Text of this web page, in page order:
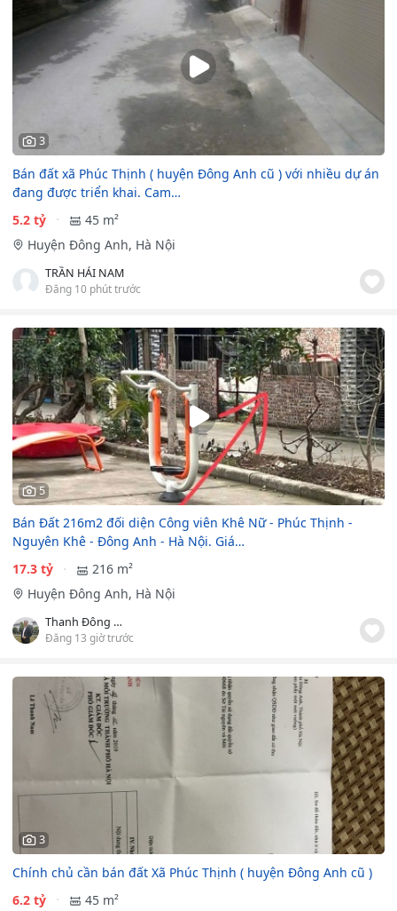
3
Bán đất xã Phúc Thịnh ( huyện Đông Anh cũ ) với nhiều dự án
đang được triển khai. Cam…
5.2 tỷ
45 m²
Huyện Đông Anh, Hà Nội
TRẦN HẢI NAM
Đăng 10 phút trước
5
Bán Đất 216m2 đối diện Công viên Khê Nữ - Phúc Thịnh -
Nguyên Khê - Đông Anh - Hà Nội. Giá…
17.3 tỷ
216 m²
Huyện Đông Anh, Hà Nội
Thanh Đông Anh
Đăng 13 giờ trước
3
Chính chủ cần bán đất Xã Phúc Thịnh ( huyện Đông Anh cũ )
6.2 tỷ
45 m²